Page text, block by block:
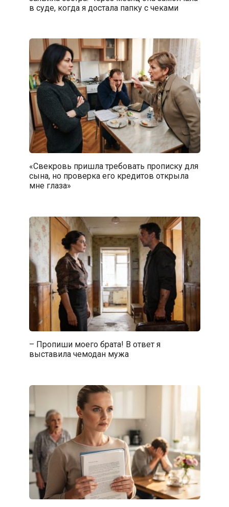
в суде, когда я достала папку с чеками
«Свекровь пришла требовать прописку для
сына, но проверка его кредитов открыла
мне глаза»
– Пропиши моего брата! В ответ я
выставила чемодан мужа